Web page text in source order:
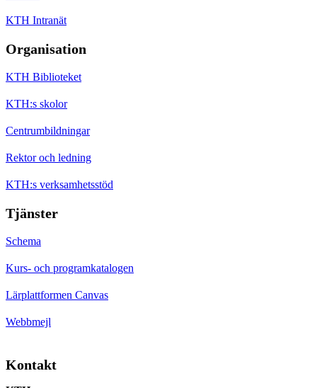
KTH Intranät
Organisation
KTH Biblioteket
KTH:s skolor
Centrumbildningar
Rektor och ledning
KTH:s verksamhetsstöd
Tjänster
Schema
Kurs- och programkatalogen
Lärplattformen Canvas
Webbmejl
Kontakt